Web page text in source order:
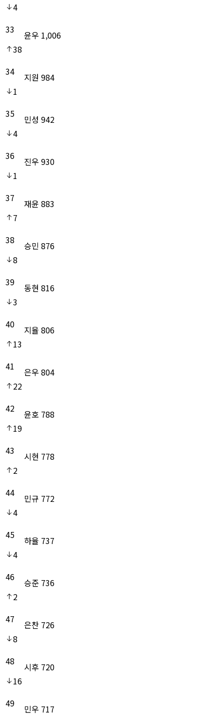
4
33
38
윤우 1,006
34
1
지원 984
35
4
민성 942
36
1
진우 930
37
7
재윤 883
38
8
승민 876
39
3
동현 816
40
13
지율 806
41
22
은우 804
42
19
윤호 788
43
2
시현 778
44
4
민규 772
45
4
하율 737
46
2
승준 736
47
8
은찬 726
48
16
시후 720
49
민우 717